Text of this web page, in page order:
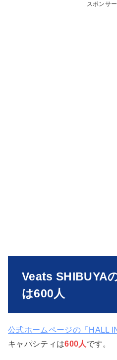
スポンサ
Veats SHIBUYA
は600人
公式ホームページの「HALL
キャパシティは600人 です。